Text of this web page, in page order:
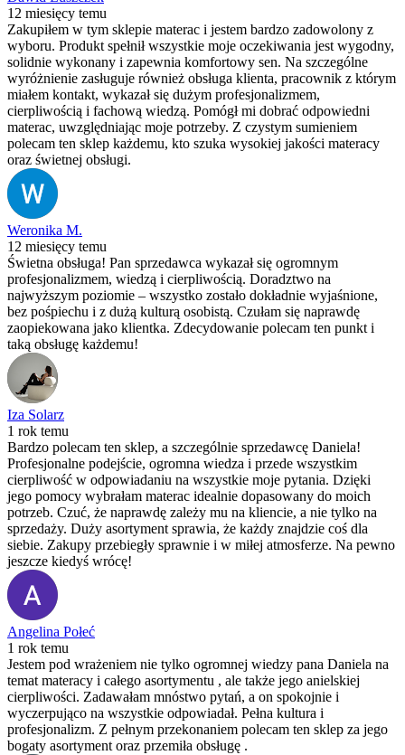
12 miesięcy temu
Zakupiłem w tym sklepie materac i jestem bardzo zadowolony z
wyboru. Produkt spełnił wszystkie moje oczekiwania jest wygodny,
solidnie wykonany i zapewnia komfortowy sen. Na szczególne
wyróżnienie zasługuje również obsługa klienta, pracownik z którym
miałem kontakt, wykazał się dużym profesjonalizmem,
cierpliwością i fachową wiedzą. Pomógł mi dobrać odpowiedni
materac, uwzględniając moje potrzeby. Z czystym sumieniem
polecam ten sklep każdemu, kto szuka wysokiej jakości materacy
oraz świetnej obsługi.
Weronika M.
12 miesięcy temu
Świetna obsługa! Pan sprzedawca wykazał się ogromnym
profesjonalizmem, wiedzą i cierpliwością. Doradztwo na
najwyższym poziomie – wszystko zostało dokładnie wyjaśnione,
bez pośpiechu i z dużą kulturą osobistą. Czułam się naprawdę
zaopiekowana jako klientka. Zdecydowanie polecam ten punkt i
taką obsługę każdemu!
Iza Solarz
1 rok temu
Bardzo polecam ten sklep, a szczególnie sprzedawcę Daniela!
Profesjonalne podejście, ogromna wiedza i przede wszystkim
cierpliwość w odpowiadaniu na wszystkie moje pytania. Dzięki
jego pomocy wybrałam materac idealnie dopasowany do moich
potrzeb. Czuć, że naprawdę zależy mu na kliencie, a nie tylko na
sprzedaży. Duży asortyment sprawia, że każdy znajdzie coś dla
siebie. Zakupy przebiegły sprawnie i w miłej atmosferze. Na pewno
jeszcze kiedyś wrócę!
Angelina Połeć
1 rok temu
Jestem pod wrażeniem nie tylko ogromnej wiedzy pana Daniela na
temat materacy i całego asortymentu , ale także jego anielskiej
cierpliwości. Zadawałam mnóstwo pytań, a on spokojnie i
wyczerpująco na wszystkie odpowiadał. Pełna kultura i
profesjonalizm. Z pełnym przekonaniem polecam ten sklep za jego
bogaty asortyment oraz przemiła obsługę .